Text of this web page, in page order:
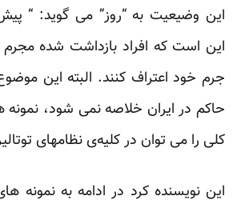
این وضیعیت به “روز” می گوید: “
این است که افراد بازداشت شده مجرم
جرم خود اعتراف کنند. البته این
حاکم در ایران خلاصه نمی شود،
کلی را می توان در کلیه‌ی نظامهای
این نویسنده کرد در ادامه به نمونه